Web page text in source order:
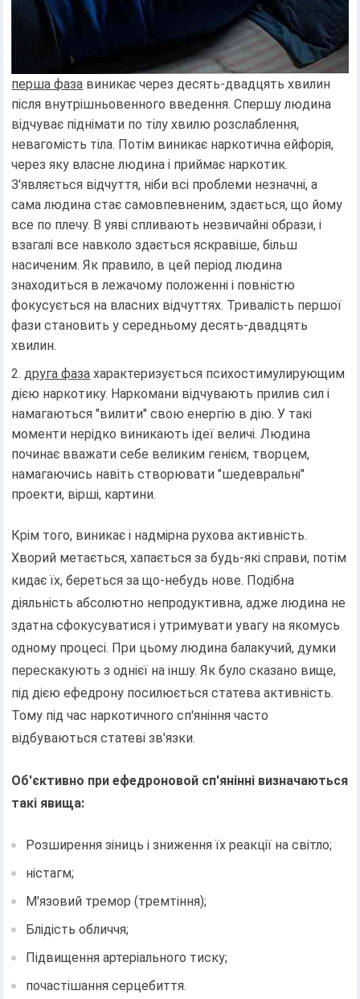
перша фаза виникає через десять-двадцять хвилин
після внутрішньовенного введення. Спершу людина
відчуває піднімати по тілу хвилю розслаблення,
невагомість тіла. Потім виникає наркотична ейфорія,
через яку власне людина і приймає наркотик.
З'являється відчуття, ніби всі проблеми незначні, а
сама людина стає самовпевненим, здається, що йому
все по плечу. В уяві спливають незвичайні образи, і
взагалі все навколо здається яскравіше, більш
насиченим. Як правило, в цей період людина
знаходиться в лежачому положенні і повністю
фокусується на власних відчуттях. Тривалість першої
фази становить у середньому десять-двадцять
хвилин.
друга фаза характеризується психостимулирующим
дією наркотику. Наркомани відчувають прилив сил і
намагаються "вилити" свою енергію в дію. У такі
моменти нерідко виникають ідеї величі. Людина
починає вважати себе великим генієм, творцем,
намагаючись навіть створювати "шедевральні"
проекти, вірші, картини.
Крім того, виникає і надмірна рухова активність.
Хворий метається, хапається за будь-які справи, потім
кидає їх, береться за що-небудь нове. Подібна
діяльність абсолютно непродуктивна, адже людина не
здатна сфокусуватися і утримувати увагу на якомусь
одному процесі. При цьому людина балакучий, думки
перескакують з однієї на іншу. Як було сказано вище,
під дією ефедрону посилюється статева активність.
Тому під час наркотичного сп'яніння часто
відбуваються статеві зв'язки.
Об'єктивно при ефедроновой сп'янінні визначаються
такі явища:
Розширення зіниць і зниження їх реакції на світло;
ністагм;
М'язовий тремор (тремтіння);
Блідість обличчя;
Підвищення артеріального тиску;
почастішання серцебиття.